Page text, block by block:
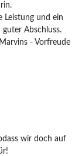
Leistung und ein
Abschluss.
- Vorfreude
wir doch auf